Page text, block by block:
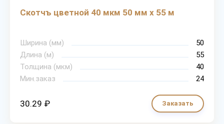
Скотчъ цветной 40 мкм 50 мм х 55 м
Ширина (мм)
50
Длина (м)
55
Толщина (мкм)
40
Мин.заказ
24
30.29 ₽ Заказать